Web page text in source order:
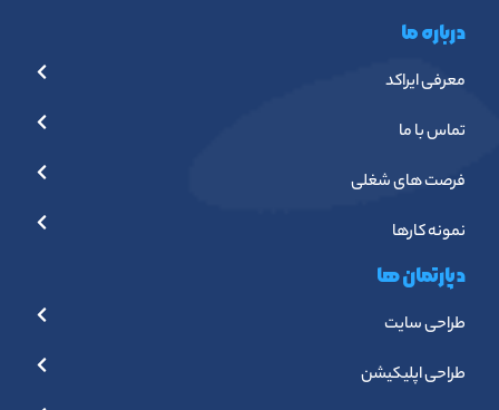
درباره ما
معرفی ایراکد
تماس با ما
فرصت های شغلی
نمونه کارها
دپارتمان ها
طراحی سایت
طراحی اپلیکیشن